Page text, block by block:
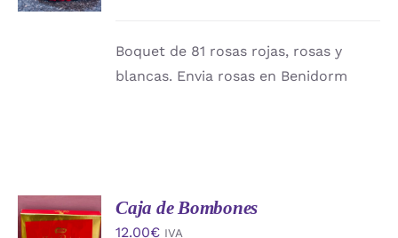
DETALLES
Boquet de 81 rosas rojas, rosas y
blancas. Envia rosas en Benidorm
AÑADIR
AL
Caja de Bombones
12.00€ IVA